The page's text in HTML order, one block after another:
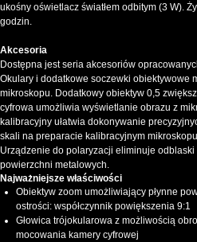
ukośny oświetlacz światłem odbitym (3 W).
godzin.
Akcesoria
Dostępna jest seria akcesoriów
Okulary i dodatkowe soczewki obiektywowe
mikroskopu. Dodatkowy obiektyw 0,5
cyfrowa umożliwia wyświetlanie obrazu z
kalibracyjny ułatwia dokonywanie
skali na preparacie kalibracyjnym
Urządzenie do polaryzacji eliminuje
powierzchni metalowych.
Najważniejsze właściwości
Obiektyw zoom umożliwiający płynne
ostrości: współczynnik powiększenia 9:1
Głowica trójokularowa z możliwością
mocowania kamery cyfrowej